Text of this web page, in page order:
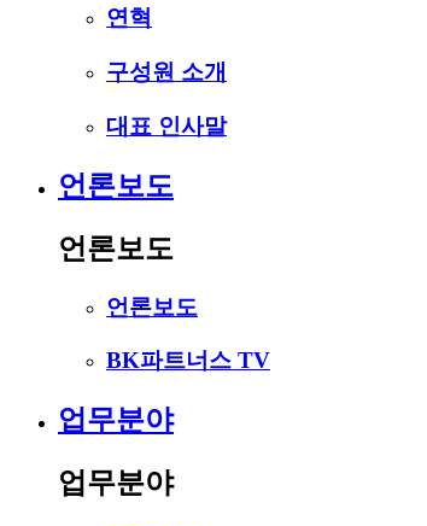
연혁
구성원 소개
대표 인사말
언론보도
언론보도
언론보도
BK파트너스 TV
업무분야
업무분야